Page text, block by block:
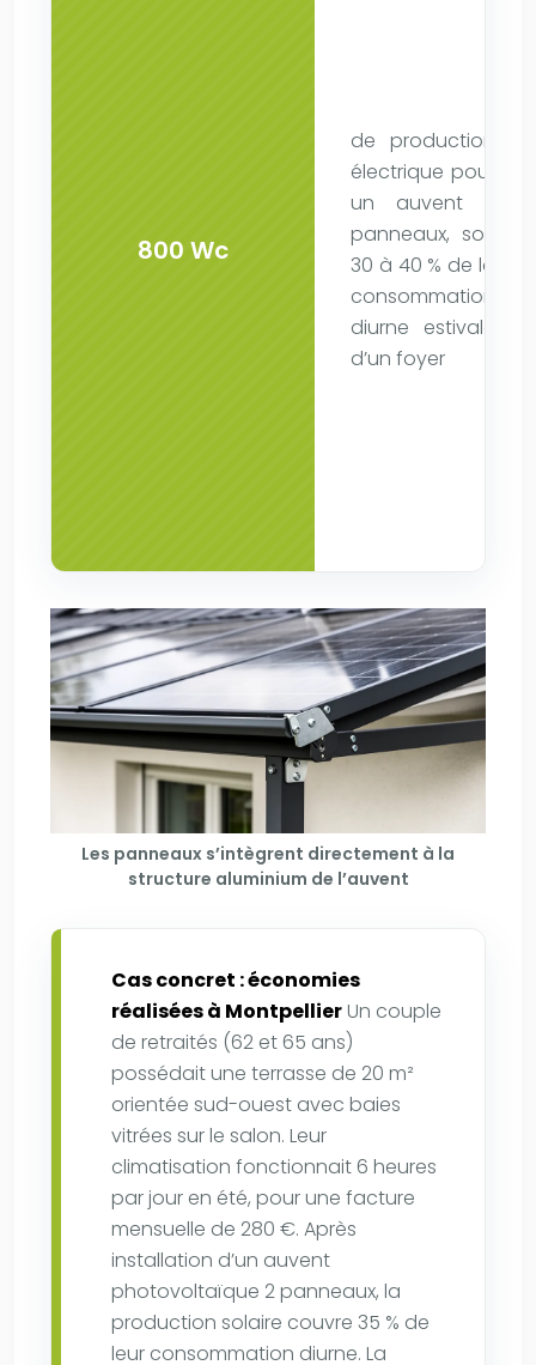
800 Wc
de production
électrique pour
un auvent 2
panneaux, soit
30 à 40 % de la
consommation
diurne estivale
d’un foyer
Les panneaux s’intègrent directement à la
structure aluminium de l’auvent
Cas concret : économies
réalisées à MontpellierUn couple
de retraités (62 et 65 ans)
possédait une terrasse de 20 m²
orientée sud-ouest avec baies
vitrées sur le salon. Leur
climatisation fonctionnait 6 heures
par jour en été, pour une facture
mensuelle de 280 €. Après
installation d’un auvent
photovoltaïque 2 panneaux, la
production solaire couvre 35 % de
leur consommation diurne. La